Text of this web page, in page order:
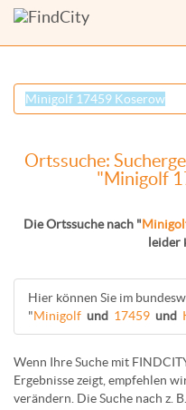
Ortssuche:
"Minigolf
Die Ortssuche nach "
leider
Hier können Sie im
"Minigolf und 17459 und
Wenn Ihre Suche mit
Ergebnisse zeigt, empfehlen
verändern. Die Suche nach z. B.